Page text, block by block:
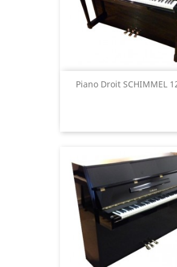
Piano Droit SCHIMMEL